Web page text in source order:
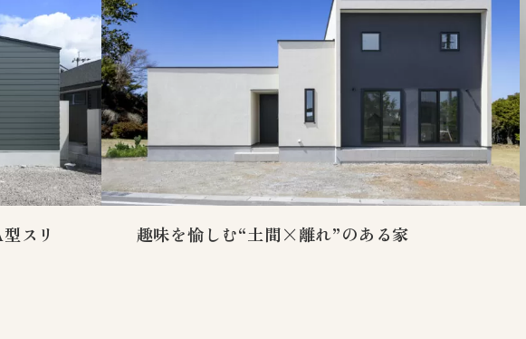
スリ
趣味を愉しむ“土間×離れ”のある家